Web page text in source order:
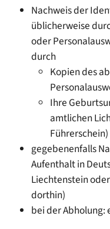
Nachweis der
üblicherweise
oder
durch
Kopien des
Ihre
amtlichen
Führerschein)
gegebenenfalls
Aufenthalt in
Liechtenstein
dorthin)
bei der Abholung: